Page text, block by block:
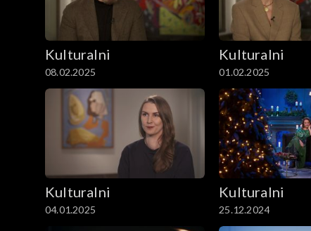
Kulturalni
08.02.2025
Kulturalni
01.02.2025
Kulturalni
04.01.2025
Kulturalni
25.12.2024